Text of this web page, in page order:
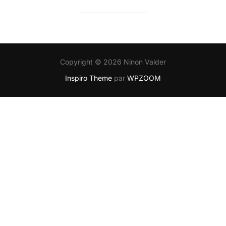
Copyright © 2026 Ninon Valder
Inspiro Theme par WPZOOM